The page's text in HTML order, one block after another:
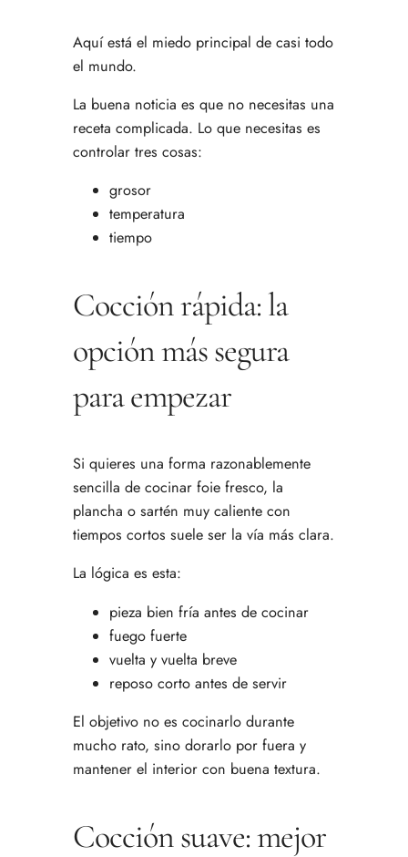
Aquí está el miedo principal de casi todo
el mundo.
La buena noticia es que no necesitas una
receta complicada. Lo que necesitas es
controlar tres cosas:
grosor
temperatura
tiempo
Cocción rápida: la
opción más segura
para empezar
Si quieres una forma razonablemente
sencilla de cocinar foie fresco, la
plancha o sartén muy caliente con
tiempos cortos suele ser la vía más clara.
La lógica es esta:
pieza bien fría antes de cocinar
fuego fuerte
vuelta y vuelta breve
reposo corto antes de servir
El objetivo no es cocinarlo durante
mucho rato, sino dorarlo por fuera y
mantener el interior con buena textura.
Cocción suave: mejor